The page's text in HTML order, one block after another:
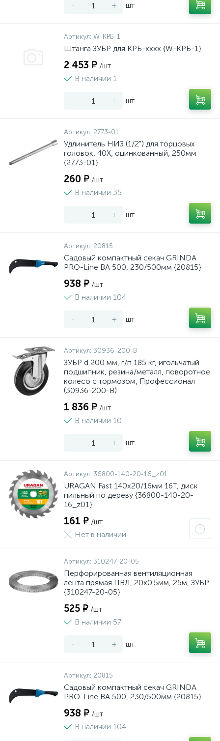
- + шт
Артикул: W-КРБ-1
Штанга ЗУБР для КРБ-хххх {W-КРБ-1}
2 453 ₽ /шт
В наличии 1
- + шт
Артикул: 2773-01
Удлинитель НИЗ (1/2") для торцовых
головок, 40Х, оцинкованный, 250мм
{2773-01}
260 ₽ /шт
В наличии 35
- + шт
Артикул: 20815
Садовый компактный секач GRINDA
PRO-Line BA 500, 230/500мм {20815}
938 ₽ /шт
В наличии 104
- + шт
Артикул: 30936-200-B
ЗУБР d 200 мм, г/п 185 кг, игольчатый
подшипник, резина/металл, поворотное
колесо c тормозом, Профессионал
(30936-200-B)
1 836 ₽ /шт
В наличии 10
- + шт
Артикул: 36800-140-20-16_z01
URAGAN Fast 140x20/16мм 16Т, диск
пильный по дереву {36800-140-20-
16_z01}
161 ₽ /шт
Нет в наличии
Артикул: 310247-20-05
Перфорированная вентиляционная
лента прямая ПВЛ, 20х0.5мм, 25м, ЗУБР
{310247-20-05}
525 ₽ /шт
В наличии 57
- + шт
Артикул: 20815
Садовый компактный секач GRINDA
PRO-Line BA 500, 230/500мм {20815}
938 ₽ /шт
В наличии 104